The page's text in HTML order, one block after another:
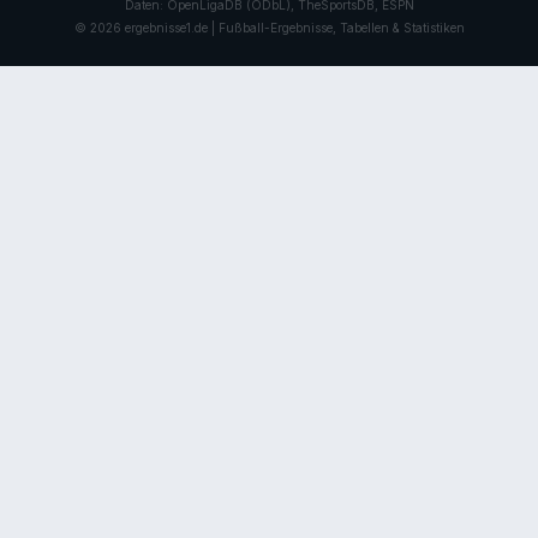
Daten: OpenLigaDB (ODbL), TheSportsDB, ESPN
© 2026 ergebnisse1.de | Fußball-Ergebnisse, Tabellen & Statistiken